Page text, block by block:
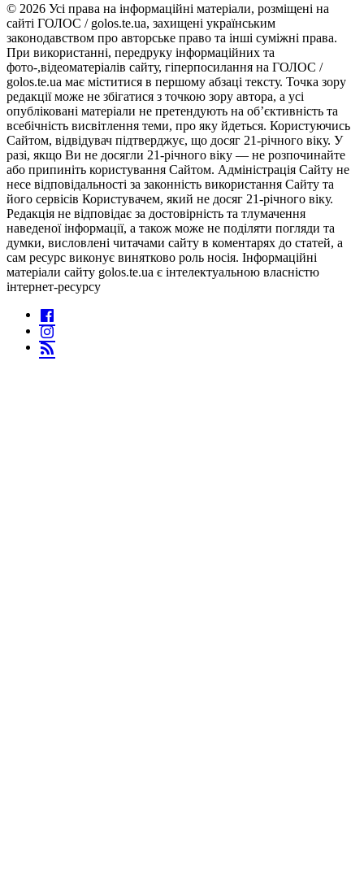
© 2026 Усі права на інформаційні матеріали, розміщені на
сайті ГОЛОС / golos.te.ua, захищені українським
законодавством про авторське право та інші суміжні права.
При використанні, передруку інформаційних та
фото-,відеоматеріалів сайту, гіперпосилання на ГОЛОС /
golos.te.ua має міститися в першому абзаці тексту. Точка зору
редакції може не збігатися з точкою зору автора, а усі
опубліковані матеріали не претендують на об’єктивність та
всебічність висвітлення теми, про яку йдеться. Користуючись
Сайтом, відвідувач підтверджує, що досяг 21-річного віку. У
разі, якщо Ви не досягли 21-річного віку — не розпочинайте
або припиніть користування Сайтом. Адміністрація Сайту не
несе відповідальності за законність використання Сайту та
його сервісів Користувачем, який не досяг 21-річного віку.
Редакція не відповідає за достовірність та тлумачення
наведеної інформації, а також може не поділяти погляди та
думки, висловлені читачами сайту в коментарях до статей, а
сам ресурс виконує винятково роль носія. Інформаційні
матеріали сайту golos.te.ua є інтелектуальною власністю
інтернет-ресурсу